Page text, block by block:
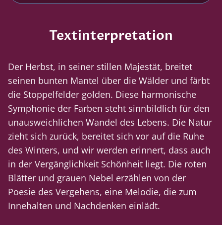
Textinterpretation
Der Herbst, in seiner stillen Majestät, breitet
seinen bunten Mantel über die Wälder und färbt
die Stoppelfelder golden. Diese harmonische
Symphonie der Farben steht sinnbildlich für den
unausweichlichen Wandel des Lebens. Die Natur
zieht sich zurück, bereitet sich vor auf die Ruhe
des Winters, und wir werden erinnert, dass auch
in der Vergänglichkeit Schönheit liegt. Die roten
Blätter und grauen Nebel erzählen von der
Poesie des Vergehens, eine Melodie, die zum
Innehalten und Nachdenken einlädt.